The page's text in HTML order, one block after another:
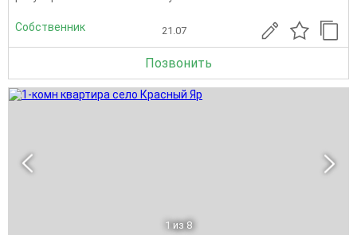
Собственник 21.07
Позвонить
1 из 8